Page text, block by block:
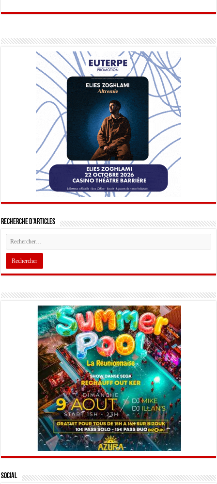
Recherche d’articles
Social